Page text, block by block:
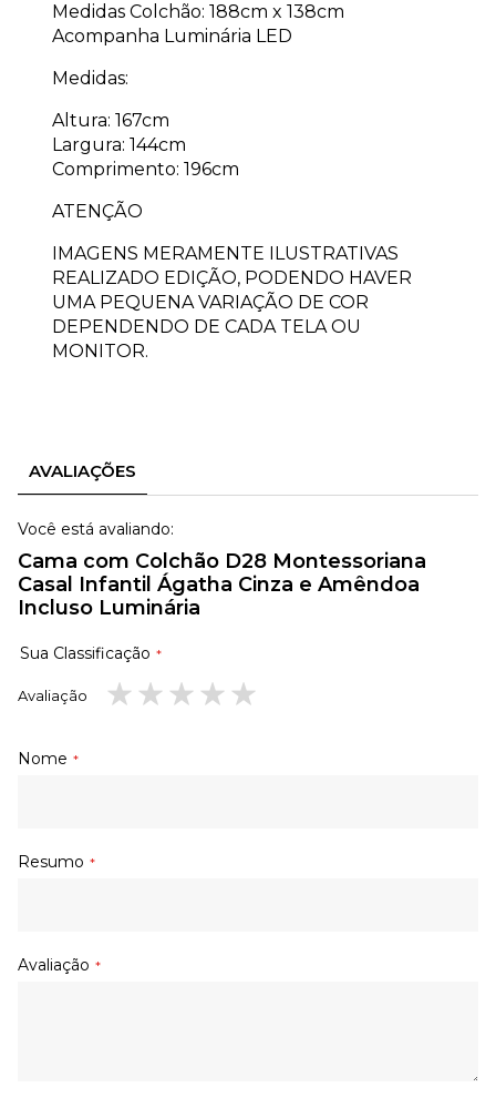
Medidas Colchão: 188cm x 138cm
Acompanha Luminária LED
Medidas:
Altura: 167cm
Largura: 144cm
Comprimento: 196cm
ATENÇÃO
IMAGENS MERAMENTE ILUSTRATIVAS
REALIZADO EDIÇÃO, PODENDO HAVER
UMA PEQUENA VARIAÇÃO DE COR
DEPENDENDO DE CADA TELA OU
MONITOR.
AVALIAÇÕES
Você está avaliando:
Cama com Colchão D28 Montessoriana
Casal Infantil Ágatha Cinza e Amêndoa
Incluso Luminária
Sua Classificação
Avaliação
Nome
Resumo
Avaliação